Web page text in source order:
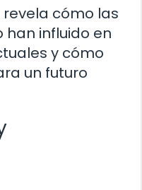
cómo las
han influido en
y cómo
un futuro